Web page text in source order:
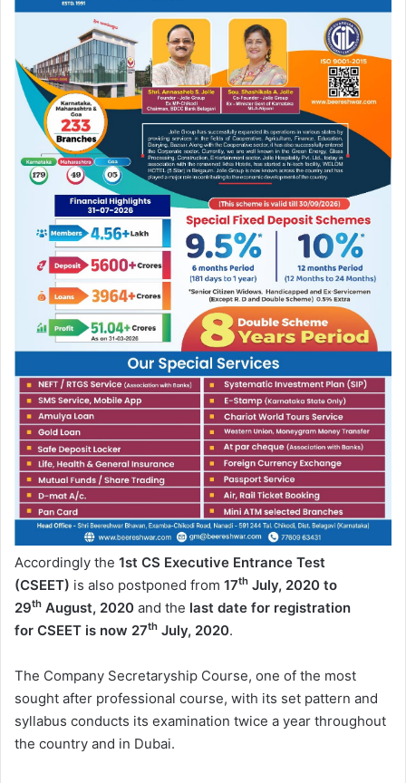
Accordingly the 1st CS Executive Entrance Test
(CSEET) is also postponed from 17th July, 2020 to
29th August, 2020 and the last date for registration
for CSEET is now 27th July, 2020.
The Company Secretaryship Course, one of the most
sought after professional course, with its set pattern and
syllabus conducts its examination twice a year throughout
the country and in Dubai.